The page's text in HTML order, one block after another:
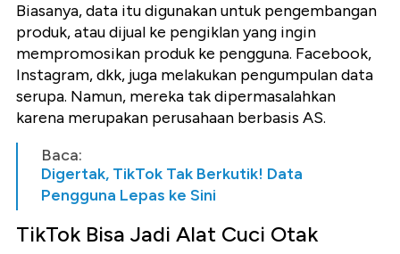
Biasanya, data itu digunakan untuk pengembangan
produk, atau dijual ke pengiklan yang ingin
mempromosikan produk ke pengguna. Facebook,
Instagram, dkk, juga melakukan pengumpulan data
serupa. Namun, mereka tak dipermasalahkan
karena merupakan perusahaan berbasis AS.
Baca:
Digertak, TikTok Tak Berkutik! Data
Pengguna Lepas ke Sini
TikTok Bisa Jadi Alat Cuci Otak